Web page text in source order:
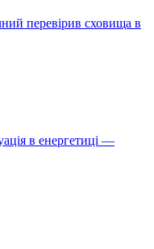
перевірив сховища в
в енергетиці —